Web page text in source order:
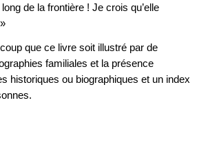
de la frontière ! Je crois qu’elle
que ce livre soit illustré par de
familiales et la présence
historiques ou biographiques et un index